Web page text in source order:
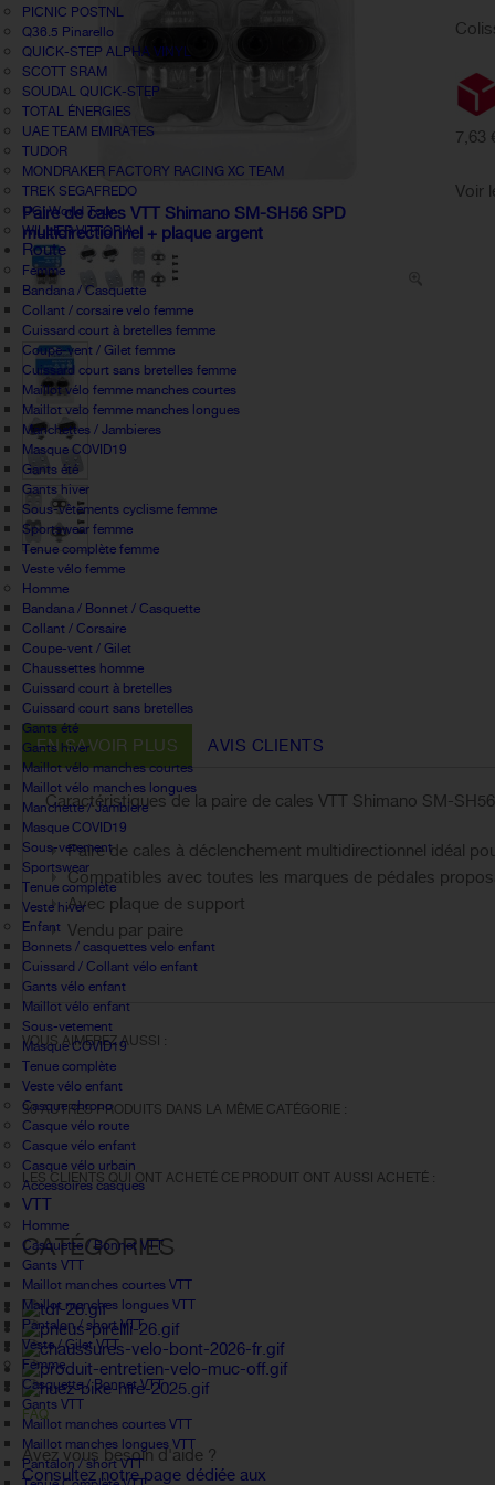
PICNIC POSTNL
Q36.5 Pinarello
QUICK-STEP ALPHA VINYL
SCOTT SRAM
SOUDAL QUICK-STEP
TOTAL ÉNERGIES
UAE TEAM EMIRATES
TUDOR
MONDRAKER FACTORY RACING XC TEAM
TREK SEGAFREDO
UCI World Tour
WILLIER VITTORIA
Route
Femme
Bandana / Casquette
Collant / corsaire velo femme
Cuissard court à bretelles femme
Coupe-vent / Gilet femme
Cuissard court sans bretelles femme
Maillot vélo femme manches courtes
Maillot velo femme manches longues
Manchettes / Jambieres
Masque COVID19
Gants été
Gants hiver
Sous-vêtements cyclisme femme
Sportswear femme
Tenue complète femme
Veste vélo femme
Homme
Bandana / Bonnet / Casquette
Collant / Corsaire
Coupe-vent / Gilet
Chaussettes homme
Cuissard court à bretelles
Cuissard court sans bretelles
Gants été
Gants hiver
Maillot vélo manches courtes
Maillot vélo manches longues
Manchette / Jambiere
Masque COVID19
Sous-vetement
Sportswear
Tenue complète
Veste hiver
Enfant
Bonnets / casquettes velo enfant
Cuissard / Collant vélo enfant
Gants vélo enfant
Maillot vélo enfant
Sous-vetement
Masque COVID19
Tenue complète
Veste vélo enfant
Casque chrono
Casque vélo route
Casque vélo enfant
Casque vélo urbain
Accessoires casques
VTT
Homme
Casquette / Bonnet VTT
Gants VTT
Maillot manches courtes VTT
Maillot manches longues VTT
Pantalon / short VTT
Veste / Gilet VTT
Femme
Casquette / Bonnet VTT
Gants VTT
Maillot manches courtes VTT
Maillot manches longues VTT
Pantalon / short VTT
Paire de cales VTT Shimano SM-SH56 SPD
multidirectionnel + plaque argent
7,63
Voir
EN SAVOIR PLUS AVIS CLIENTS
Caractéristiques de la paire de cales VTT Shimano SM-
Paire de cales à déclenchement multidirectionnel idéal
Compatibles avec toutes les marques de pédales
Avec plaque de support
Vendu par paire
VOUS AIMEREZ AUSSI :
30 AUTRES PRODUITS DANS LA MÊME CATÉGORIE :
LES CLIENTS QUI ONT ACHETÉ CE PRODUIT ONT AUSSI ACHETÉ :
CATÉGORIES
FAQ
Avez vous besoin d'aide ?
Consultez notre page dédiée aux